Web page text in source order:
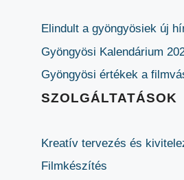
Elindult a gyöngyösiek új
Gyöngyösi Kalendárium
Gyöngyösi értékek a
SZOLGÁLTATÁSOK
Kreatív tervezés és
Filmkészítés